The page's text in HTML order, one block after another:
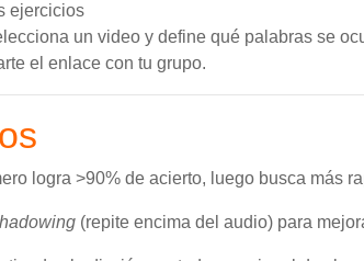
ejercicios
un video y define qué palabras se
el enlace con tu grupo.
logra >90% de acierto, luego busca más
(repite encima del audio) para